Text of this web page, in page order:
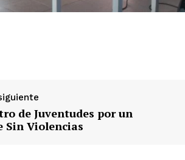
de Juventudes por un
Sin Violencias